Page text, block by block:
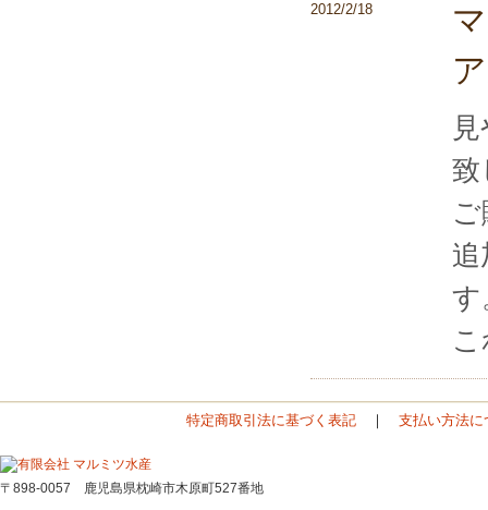
2012/2/18
致
追
す
特定商取引法に基づく表記 ｜支払い方法に
〒898-0057 鹿児島県枕崎市木原町527番地